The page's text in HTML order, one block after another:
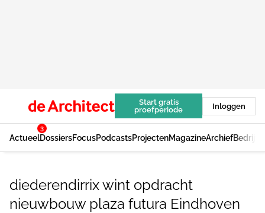
Start gratis
proefperiode
Inloggen
Actueel
3
DossiersFocusPodcastsProjectenMagazineArchief
diederendirrix wint opdracht
nieuwbouw plaza futura Eindhoven